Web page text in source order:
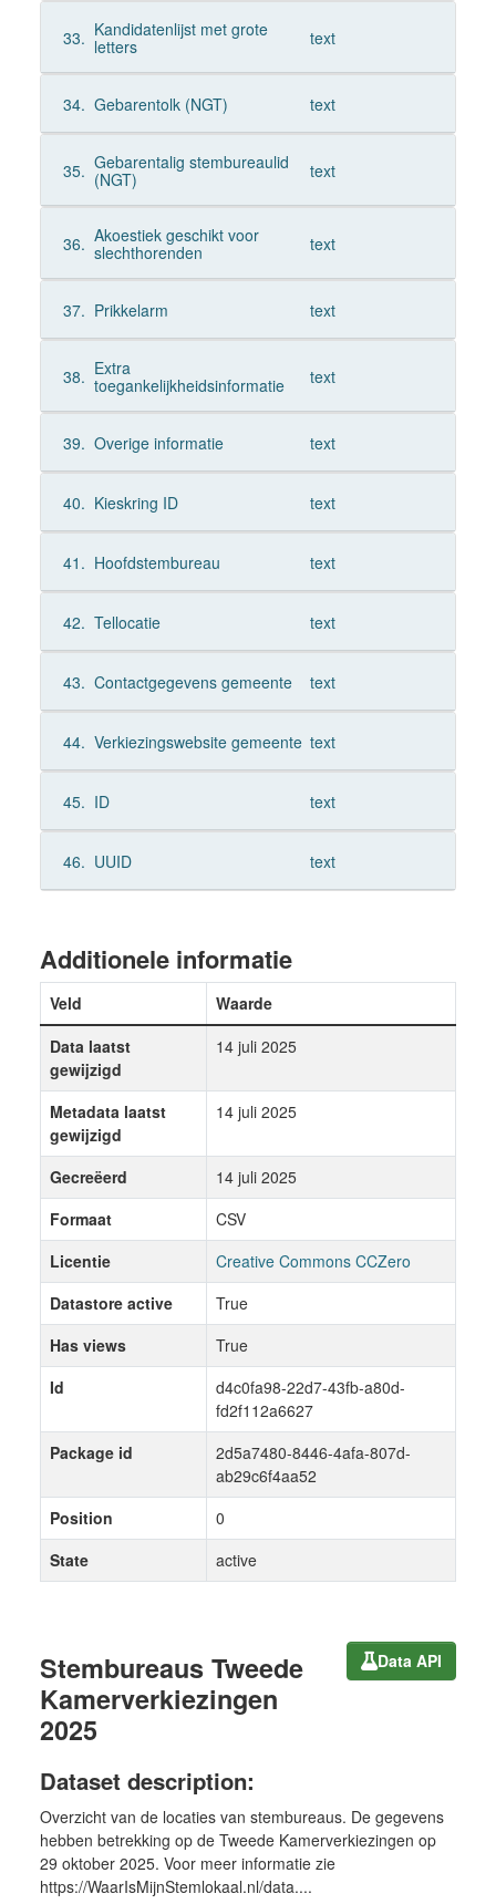
Data API
Stembureaus Tweede
Kamerverkiezingen
2025
Dataset description:
Overzicht van de locaties van stembureaus. De gegevens
hebben betrekking op de Tweede Kamerverkiezingen op
29 oktober 2025. Voor meer informatie zie
https://WaarIsMijnStemlokaal.nl/data....
33. Kandidatenlijst met grote
letters
text
34. Gebarentolk (NGT) text
35. Gebarentalig stembureaulid
(NGT)
text
36. Akoestiek geschikt voor
slechthorenden
text
37. Prikkelarm text
38. Extra
toegankelijkheidsinformatie
text
39. Overige informatie text
40. Kieskring ID text
41. Hoofdstembureau text
42. Tellocatie text
43. Contactgegevens gemeente text
44. Verkiezingswebsite gemeente text
45. ID text
46. UUID text
Additionele informatie
Veld
Waarde
Data laatst
gewijzigd
14 juli 2025
Metadata laatst
gewijzigd
14 juli 2025
Gecreëerd
14 juli 2025
Formaat
CSV
Licentie
Creative Commons CCZero
Datastore active
True
Has views
True
Id
d4c0fa98-22d7-43fb-a80d-
fd2f112a6627
Package id
2d5a7480-8446-4afa-807d-
ab29c6f4aa52
Position
0
State
active